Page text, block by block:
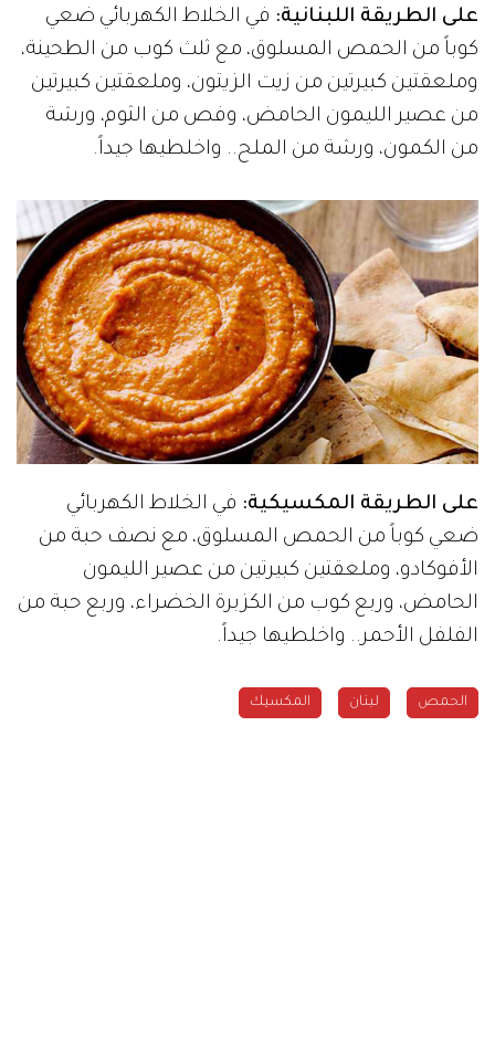
على الطريقة اللبنانية: في الخلاط الكهربائي ضعي
كوباً من الحمص المسلوق، مع ثلث كوب من الطحينة،
وملعقتين كبيرتين من زيت الزيتون، وملعقتين كبيرتين
من عصير الليمون الحامض، وفص من الثوم، ورشة
من الكمون، ورشة من الملح.. واخلطيها جيداً.
على الطريقة المكسيكية: في الخلاط الكهربائي
ضعي كوباً من الحمص المسلوق، مع نصف حبة من
الأفوكادو، وملعقتين كبيرتين من عصير الليمون
الحامض، وربع كوب من الكزبرة الخضراء، وربع حبة من
الفلفل الأحمر.. واخلطيها جيداً.
الحمص لبنان المكسيك